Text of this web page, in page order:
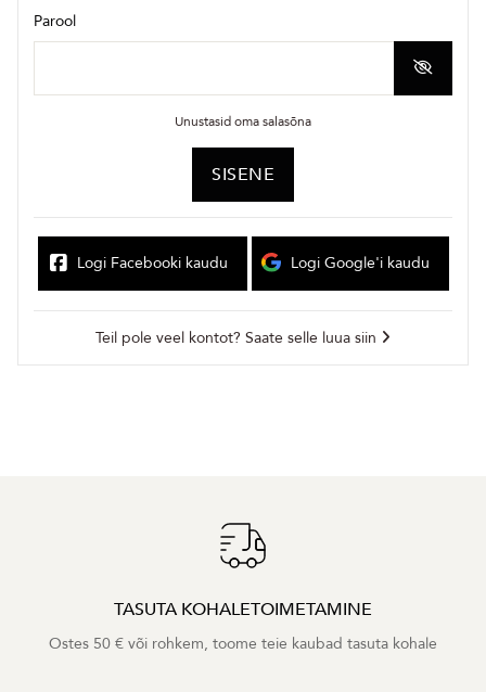
Parool
Unustasid oma salasõna
SISENE
Logi Facebooki kaudu Logi Google'i kaudu
Teil pole veel kontot? Saate selle luua siin
TASUTA KOHALETOIMETAMINE
Ostes 50 € või rohkem, toome teie kaubad tasuta kohale